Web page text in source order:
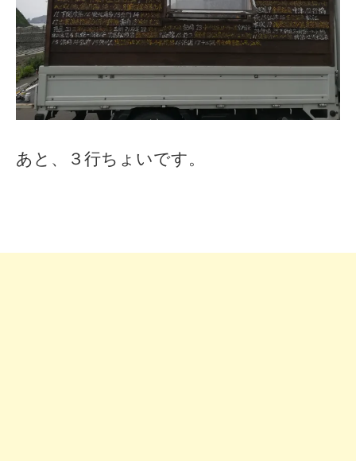
あと、３行ちょいです。